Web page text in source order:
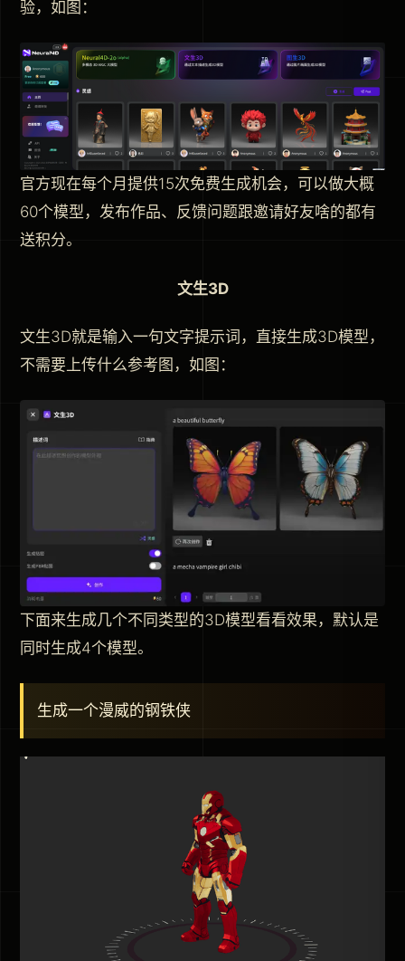
验，如图：
官方现在每个月提供15次免费生成机会，可以做大概
60个模型，发布作品、反馈问题跟邀请好友啥的都有
送积分。
文生3D
文生3D就是输入一句文字提示词，直接生成3D模型，
不需要上传什么参考图，如图：
下面来生成几个不同类型的3D模型看看效果，默认是
同时生成4个模型。
生成一个漫威的钢铁侠